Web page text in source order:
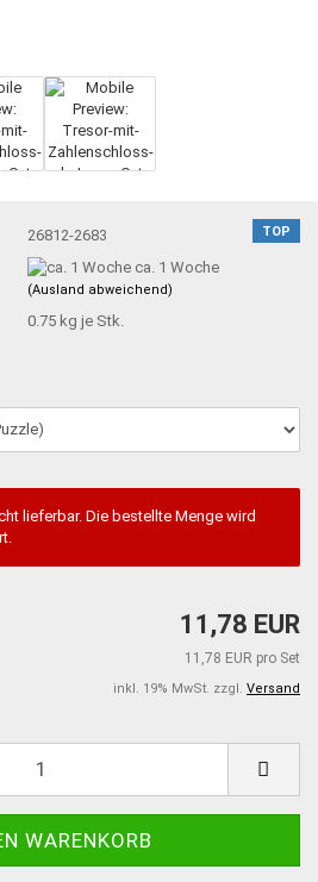
TOP
26812-2683
ca. 1 Woche
(Ausland abweichend)
0.75 kg je Stk.
lieferbar. Die bestellte Menge wird
11,78 EUR
11,78 EUR pro Set
inkl. 19% MwSt. zzgl. Versand